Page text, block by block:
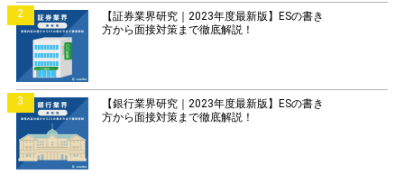
2
【証券業界研究｜2023年度最新版】ESの書き
方から面接対策まで徹底解説！
3
【銀行業界研究｜2023年度最新版】ESの書き
方から面接対策まで徹底解説！